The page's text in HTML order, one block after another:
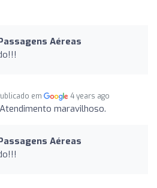
Aéreas
em 4 years ago
Atendimento maravilhoso.
Aéreas